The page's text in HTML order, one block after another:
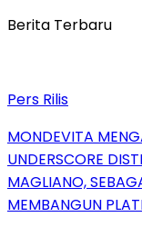
Berita Terbaru
Pers Rilis
MONDEVITA
UNDERSCORE
MAGLIANO,
MEMBANGUN